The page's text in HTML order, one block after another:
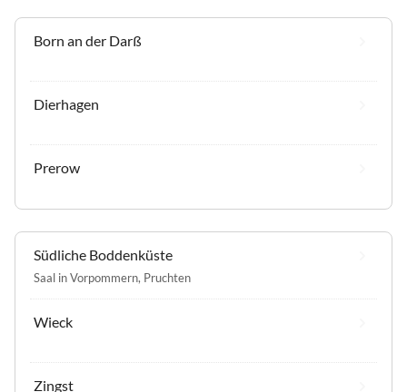
Born an der Darß
Dierhagen
Prerow
Südliche Boddenküste
Saal in Vorpommern, Pruchten
Wieck
Zingst